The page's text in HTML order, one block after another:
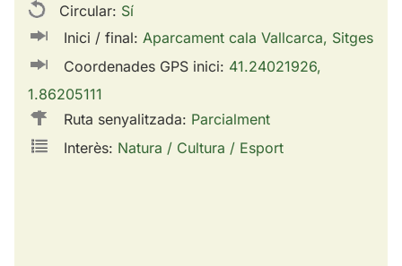
Circular: Sí
Inici / final: Aparcament cala Vallcarca, Sitges
Coordenades GPS inici: 41.24021926,
1.86205111
Ruta senyalitzada: Parcialment
Interès: Natura / Cultura / Esport